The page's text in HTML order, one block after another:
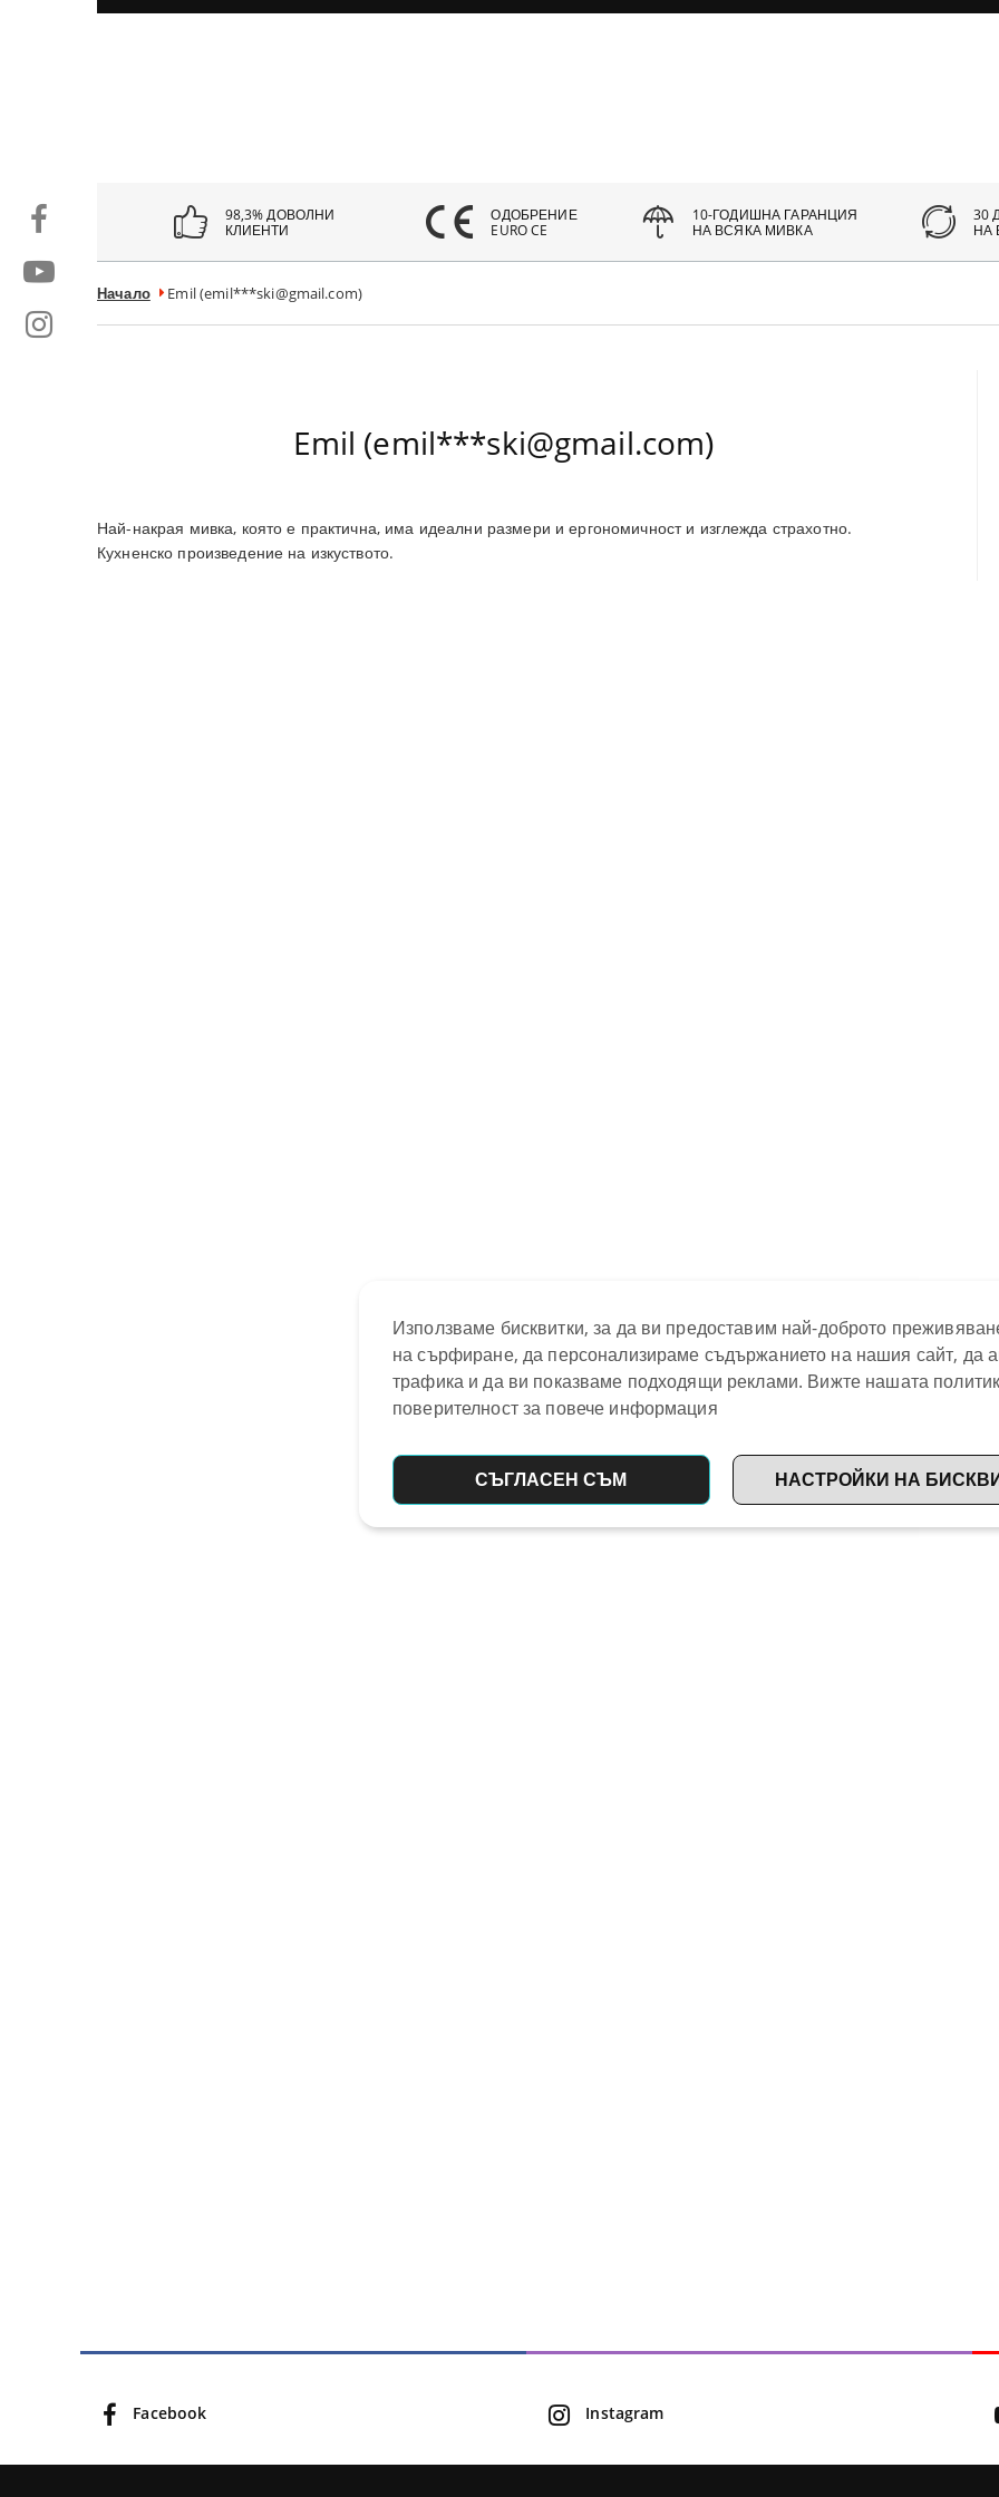
98,3% ДОВОЛНИ
КЛИЕНТИ
ОДОБРЕНИЕ
EURO CE
10-ГОДИШНА ГАРАНЦИЯ
НА ВСЯКА МИВКА
30
НА
Начало Emil (emil***ski@gmail.com)
Emil (emil***ski@gmail.com)
Най-накрая мивка, която е практична, има идеални размери и ергономичност и изглежда страхотно.
Кухненско произведение на изкуството.
Facebook Instagram
Използваме бисквитки, за да ви предоставим най-доброто
на сърфиране, да персонализираме съдържанието на нашия сайт, да
трафика и да ви показваме подходящи реклами. Вижте нашата
поверителност за повече информация
СЪГЛАСЕН СЪМ НАСТРОЙКИ НА